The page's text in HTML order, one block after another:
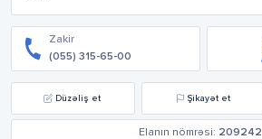
Zakir
(055) 315-65-00
Düzəliş et Şikayət et
Elanın nömrəsi: 209242